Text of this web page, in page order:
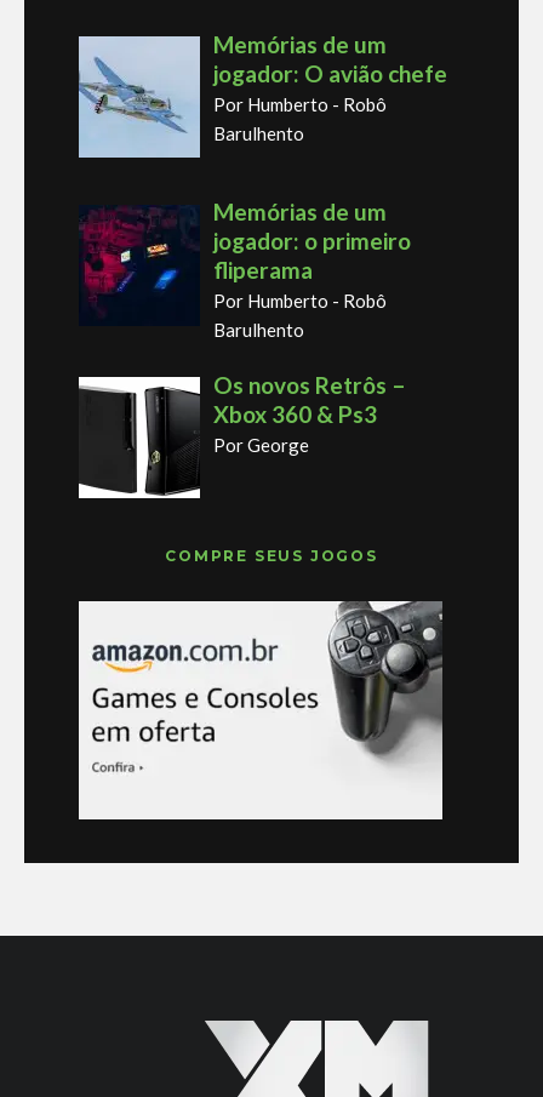
Memórias de um
jogador: O avião chefe
Por Humberto - Robô
Barulhento
Memórias de um
jogador: o primeiro
fliperama
Por Humberto - Robô
Barulhento
Os novos Retrôs –
Xbox 360 & Ps3
Por George
COMPRE SEUS JOGOS